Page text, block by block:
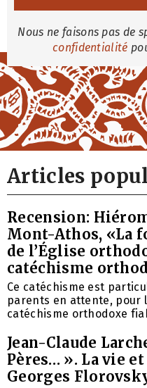
Nous ne faisons pas de
confidentialité
Articles
Recension:
Mont-Athos, «La
de l’Église
catéchisme
Ce catéchisme est
parents en attente, pour
catéchisme orthodoxe
Jean-Claude
Pères… ». La vie
Georges